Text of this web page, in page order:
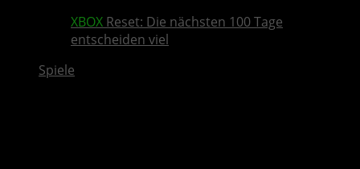
XBOX Reset: Die nächsten 100 Tage
entscheiden viel
Spiele